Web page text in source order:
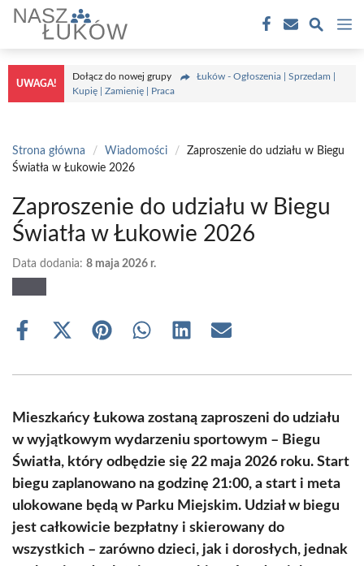
Przejdź
treści
UWAGA!
Dołącz do nowej grupy
Łuków - Ogłoszenia | Sprzedam |
Kupię | Zamienię | Praca
Strona główna / Wiadomości /
Zaproszenie do udziału w Biegu
Światła w Łukowie 2026
Zaproszenie do udziału w Biegu
Światła w Łukowie 2026
Data dodania: 8 maja 2026 r.
Share
Share
(Twitter)
Share Share Share Share
Mieszkańcy Łukowa zostaną zaproszeni do udziału
w wyjątkowym wydarzeniu sportowym – Biegu
Światła, który odbędzie się 22 maja 2026 roku. Start
biegu zaplanowano na godzinę 21:00, a start i meta
ulokowane będą w Parku Miejskim. Udział w biegu
jest całkowicie bezpłatny i skierowany do
wszystkich – zarówno dzieci, jak i dorosłych, jednak